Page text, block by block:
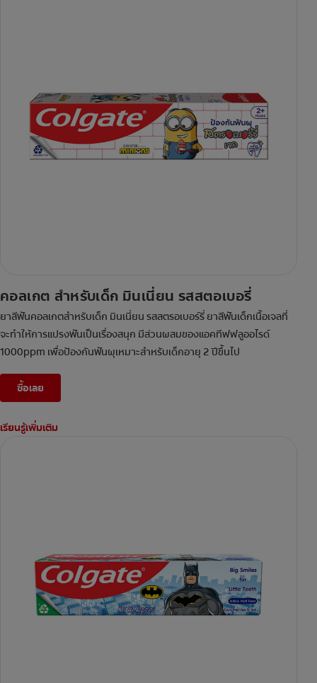
คอลเกต สำหรับเด็ก มินเนี่ยน รสสตอเบอรี่
ยาสีฟันคอลเกตสำหรับเด็ก มินเนี่ยน รสสตรอเบอร์รี่ ยาสีฟันเด็กเนื้อเจลที่
จะทำให้การแปรงฟันเป็นเรื่องสนุก มีส่วนผสมของแอคทีฟฟลูออไรด์
1000ppm เพื่อป้องกันฟันผุเหมาะสำหรับเด็กอายุ 2 ปีขึ้นไป
ซื้อเลย
เรียนรู้เพิ่มเติม